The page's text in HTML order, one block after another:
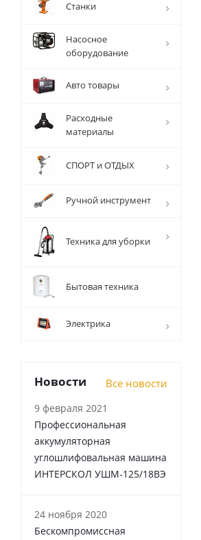
Станки
Насосное
оборудование
Авто товары
Расходные
материалы
СПОРТ и ОТДЫХ
Ручной инструмент
Техника для уборки
Бытовая техника
Электрика
Новости Все новости
9 февраля 2021
Профессиональная
аккумуляторная
углошлифовальная машина
ИНТЕРСКОЛ УШМ-125/18ВЭ
24 ноября 2020
Бескомпромиссная